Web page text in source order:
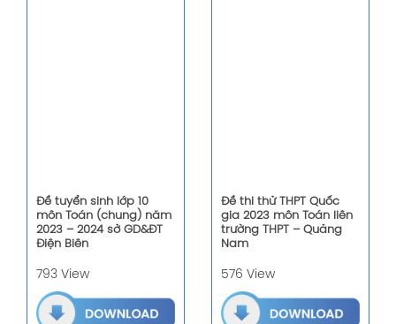
Đề tuyển sinh lớp 10
môn Toán (chung) năm
2023 – 2024 sở GD&ĐT
Điện Biên
793 View
Đề thi thử THPT Quốc
gia 2023 môn Toán liên
trường THPT – Quảng
Nam
576 View